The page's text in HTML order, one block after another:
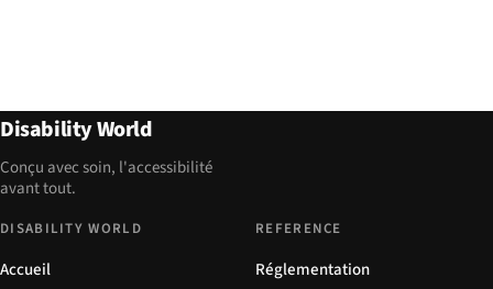
Disability World
Conçu avec soin, l'accessibilité
avant tout.
DISABILITY WORLD
Accueil
REFERENCE
Réglementation